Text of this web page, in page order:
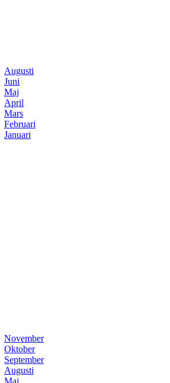
Augusti
Juni
Maj
April
Mars
Februari
Januari
November
Oktober
September
Augusti
Maj